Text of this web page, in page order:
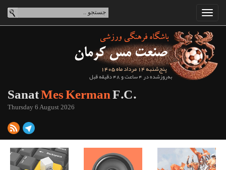
پنج‌شنبه 14 مرداد ماه 1405
به‌روزشده در 4 ساعت و 48 دقیقه قبل
SanatMes KermanF.C.
Thursday 6 August 2026